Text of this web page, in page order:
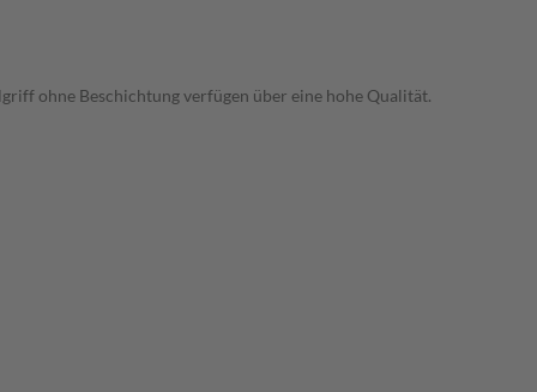
ohne Beschichtung verfügen über eine hohe Qualität.